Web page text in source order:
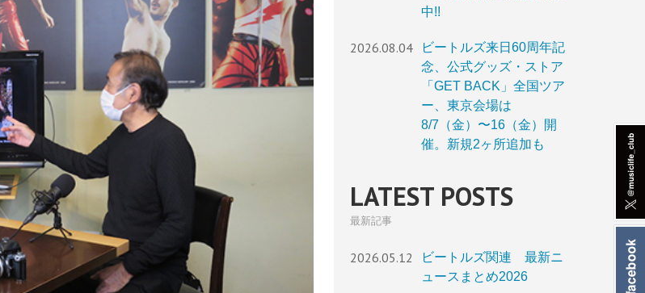
中!!
2026.08.04
ビートルズ来日60周年記
念、公式グッズ・ストア
「GET BACK」全国ツア
ー、東京会場は
8/7（金）〜16（金）開
催。新規2ヶ所追加も
LATEST POSTS
最新記事
2026.05.12
ビートルズ関連 最新ニ
ュースまとめ2026